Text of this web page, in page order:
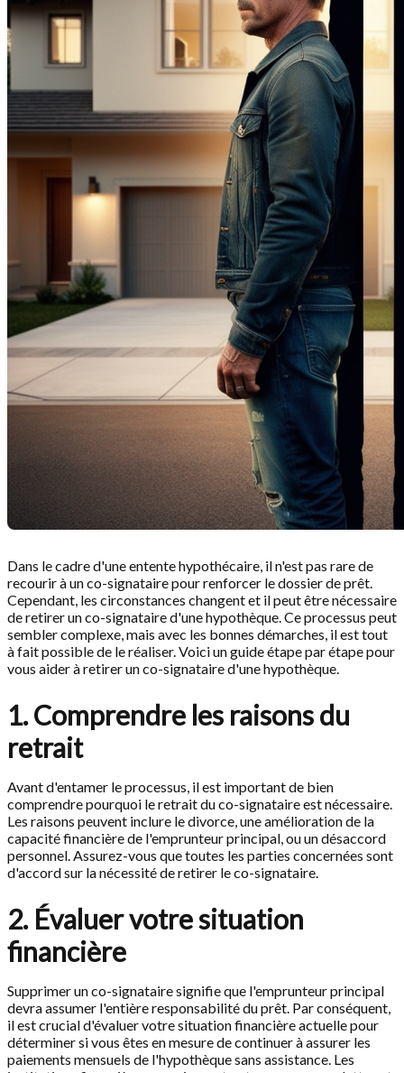
Dans le cadre d'une entente hypothécaire, il n'est pas rare de
recourir à un co-signataire pour renforcer le dossier de prêt.
Cependant, les circonstances changent et il peut être nécessaire
de retirer un co-signataire d'une hypothèque. Ce processus peut
sembler complexe, mais avec les bonnes démarches, il est tout
à fait possible de le réaliser. Voici un guide étape par étape pour
vous aider à retirer un co-signataire d'une hypothèque.
1. Comprendre les raisons du
retrait
Avant d'entamer le processus, il est important de bien
comprendre pourquoi le retrait du co-signataire est nécessaire.
Les raisons peuvent inclure le divorce, une amélioration de la
capacité financière de l'emprunteur principal, ou un désaccord
personnel. Assurez-vous que toutes les parties concernées sont
d'accord sur la nécessité de retirer le co-signataire.
2. Évaluer votre situation
financière
Supprimer un co-signataire signifie que l'emprunteur principal
devra assumer l'entière responsabilité du prêt. Par conséquent,
il est crucial d'évaluer votre situation financière actuelle pour
déterminer si vous êtes en mesure de continuer à assurer les
paiements mensuels de l'hypothèque sans assistance. Les